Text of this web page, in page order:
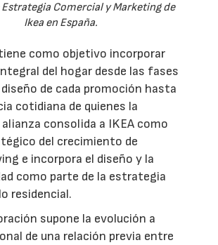
Comercial y Marketing de
Ikea en España.
como objetivo incorporar
del hogar desde las fases
de cada promoción hasta
cotidiana de quienes la
consolida a IKEA como
del crecimiento de
e incorpora el diseño y la
como parte de la estrategia
residencial.
supone la evolución a
de una relación previa entre